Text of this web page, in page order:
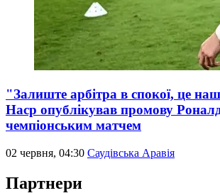
"Залиште арбітра в спокої, це
Наср опублікував промову
чемпіонським матчем
02 червня, 04:30 Саудівська Аравія
Партнери